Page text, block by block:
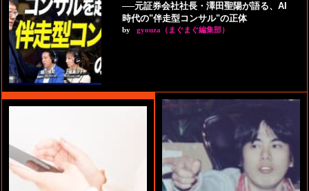
──元証券会社社長・澤田聖陽が語る、AI
時代の"伴走型コンサル"の正体
by gyouza（まぐまぐ編集部）